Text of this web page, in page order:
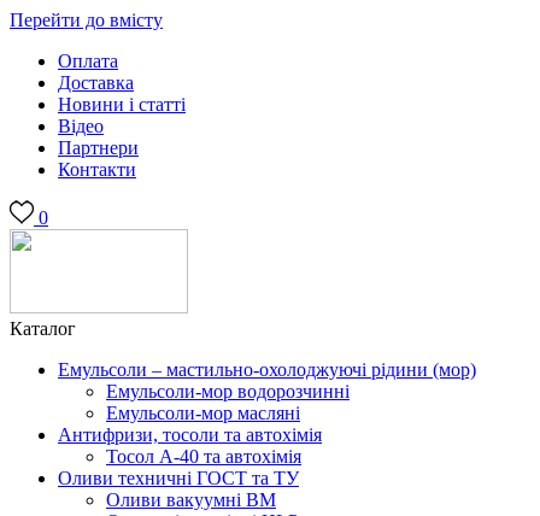
Перейти до вмісту
Оплата
Доставка
Новини і статті
Відео
Партнери
Контакти
0
Каталог
Емульсоли – мастильно-охолоджуючі рідини (мор)
Емульсоли-мор водорозчинні
Емульсоли-мор масляні
Антифризи, тосоли та автохімія
Тосол А-40 та автохімія
Оливи техничні ГОСТ та ТУ
Оливи вакуумні ВМ